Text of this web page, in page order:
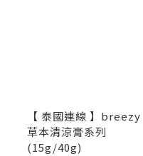
【 泰國連線 】breezy
草本清涼膏系列
(15g/40g)